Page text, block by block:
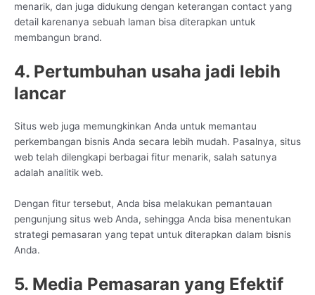
menarik, dan juga didukung dengan keterangan contact yang
detail karenanya sebuah laman bisa diterapkan untuk
membangun brand.
4. Pertumbuhan usaha jadi lebih
lancar
Situs web juga memungkinkan Anda untuk memantau
perkembangan bisnis Anda secara lebih mudah. Pasalnya, situs
web telah dilengkapi berbagai fitur menarik, salah satunya
adalah analitik web.
Dengan fitur tersebut, Anda bisa melakukan pemantauan
pengunjung situs web Anda, sehingga Anda bisa menentukan
strategi pemasaran yang tepat untuk diterapkan dalam bisnis
Anda.
5. Media Pemasaran yang Efektif